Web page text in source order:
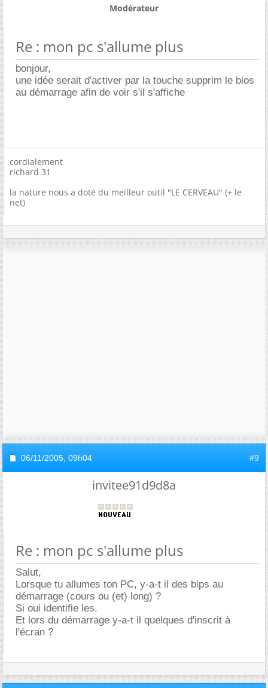
Modérateur
Re : mon pc s'allume plus
bonjour,
une idée serait d'activer par la touche supprim le bios
au démarrage afin de voir s'il s'affiche
cordialement
richard 31
la nature nous a doté du meilleur outil "LE CERVEAU" (+ le
net)
06/11/2005, 09h04 #9
invitee91d9d8a
Re : mon pc s'allume plus
Salut,
Lorsque tu allumes ton PC, y-a-t il des bips au
démarrage (cours ou (et) long) ?
Si oui identifie les.
Et lors du démarrage y-a-t il quelques d'inscrit à
l'écran ?